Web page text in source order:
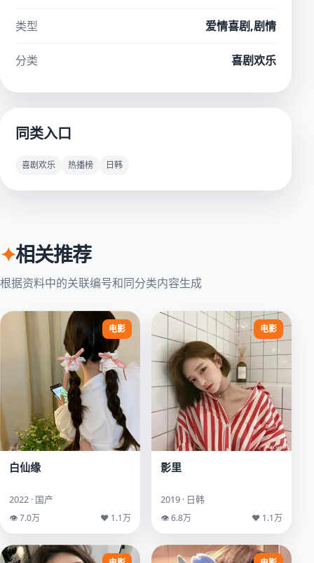
类型 爱情喜剧,剧情
分类 喜剧欢乐
同类入口
喜剧欢乐 热播榜 日韩
✦相关推荐
根据资料中的关联编号和同分类内容生成
电影
白仙缘
2022 · 国产
👁 7.0万 ♥ 1.1万
电影
影里
2019 · 日韩
👁 6.8万 ♥ 1.1万